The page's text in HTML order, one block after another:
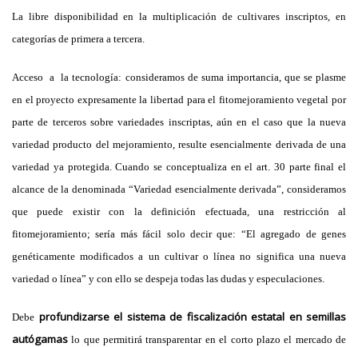
La libre disponibilidad en la multiplicación de cultivares inscriptos, en
categorías de primera a tercera.
Acceso a la tecnología: consideramos de suma importancia, que se plasme
en el proyecto expresamente la libertad para el fitomejoramiento vegetal por
parte de terceros sobre variedades inscriptas, aún en el caso que la nueva
variedad producto del mejoramiento, resulte esencialmente derivada de una
variedad ya protegida. Cuando se conceptualiza en el art. 30 parte final el
alcance de la denominada “Variedad esencialmente derivada”, consideramos
que puede existir con la definición efectuada, una restricción al
fitomejoramiento; sería más fácil solo decir que: “El agregado de genes
genéticamente modificados a un cultivar o línea no significa una nueva
variedad o línea” y con ello se despeja todas las dudas y especulaciones.
Debe profundizarse el sistema de fiscalización estatal en semillas
autógamas lo que permitirá transparentar en el corto plazo el mercado de